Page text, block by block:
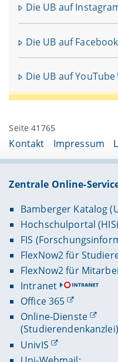
Die UB auf
Die UB auf Facebook
Die UB auf YouTube
Seite 41765
Kontakt Impressum
Zentrale Online-
Bamberger Katalog
Hochschulportal
FIS
FlexNow2 für
FlexNow2 für
Intranet
Office 365
Online-Dienste
(Studierendenkanzlei)
UnivIS